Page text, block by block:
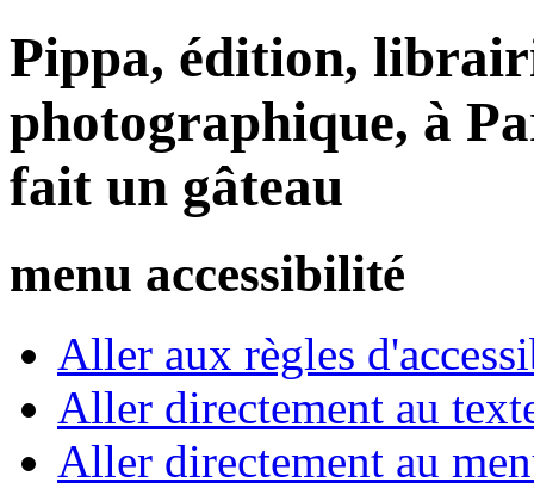
Pippa, édition,
photographique, à
fait un gâteau
menu accessibilité
Aller aux règles
Aller directement au
Aller directement au